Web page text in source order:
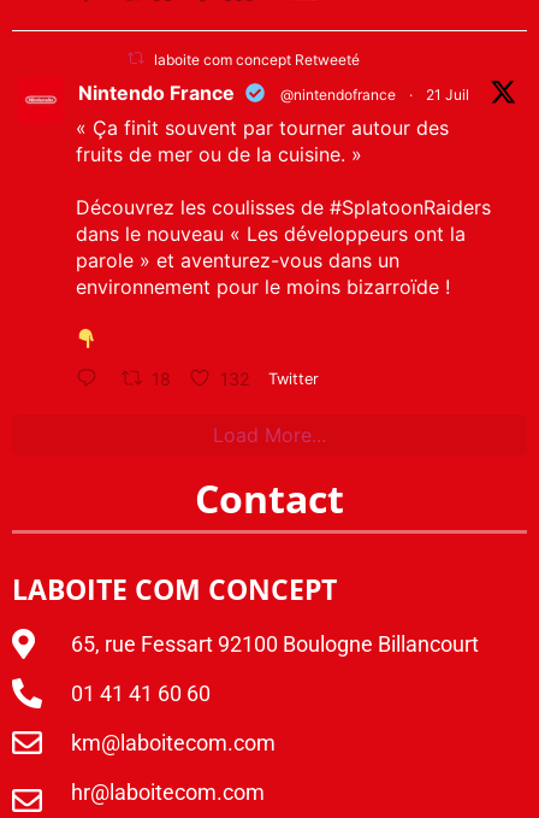
laboite com concept Retweeté
Nintendo France @nintendofrance · 21 Juil
« Ça finit souvent par tourner autour des
fruits de mer ou de la cuisine. »
Découvrez les coulisses de #SplatoonRaiders
dans le nouveau « Les développeurs ont la
parole » et aventurez-vous dans un
environnement pour le moins bizarroïde !
18 132 Twitter
Load More...
Contact
LABOITE COM CONCEPT
65, rue Fessart 92100 Boulogne Billancourt
01 41 41 60 60
km@laboitecom.com
hr@laboitecom.com